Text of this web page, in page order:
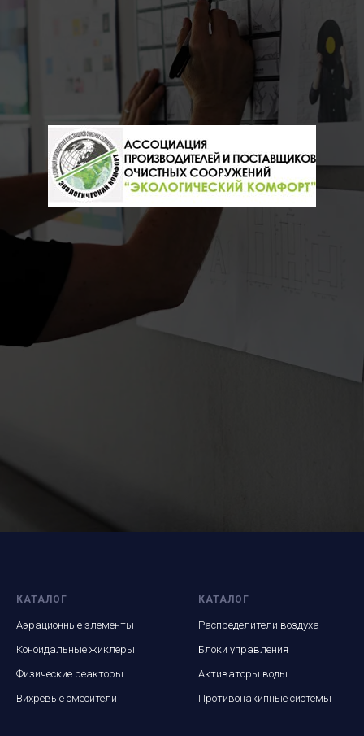
КАТАЛОГ
Аэрационные элементы
Коноидальные жиклеры
Физические реакторы
Вихревые смесители
КАТАЛОГ
Распределители воздуха
Блоки управления
Активаторы воды
Противонакипные системы